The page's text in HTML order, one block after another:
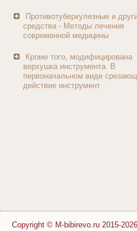
Противотуберкулезные и
средства - Методы лечения
современной медицины
Кроме того, модифицирована
верхушка инструмента. В
первоначальном виде
действие инструмент
Copyright © M-bibirevo.ru 2015-